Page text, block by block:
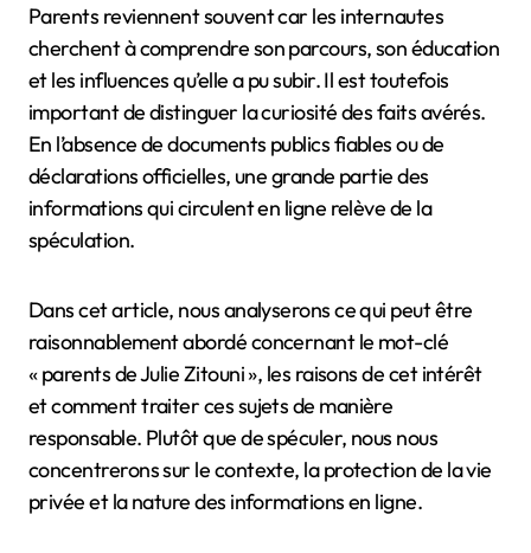
Parents reviennent souvent car les internautes
cherchent à comprendre son parcours, son éducation
et les influences qu’elle a pu subir. Il est toutefois
important de distinguer la curiosité des faits avérés.
En l’absence de documents publics fiables ou de
déclarations officielles, une grande partie des
informations qui circulent en ligne relève de la
spéculation.
Dans cet article, nous analyserons ce qui peut être
raisonnablement abordé concernant le mot-clé
« parents de Julie Zitouni », les raisons de cet intérêt
et comment traiter ces sujets de manière
responsable. Plutôt que de spéculer, nous nous
concentrerons sur le contexte, la protection de la vie
privée et la nature des informations en ligne.